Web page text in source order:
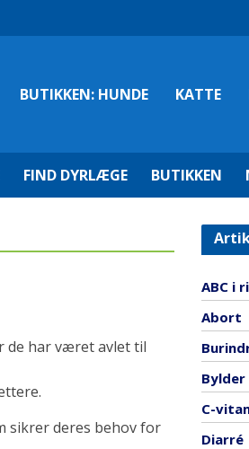
BUTIKKEN:HUNDE KATTE
FIND DYRLÆGE BUTIKKEN
de har været avlet til
sikrer deres behov for
ABC i
Abort
Bylder
C-
Diarré